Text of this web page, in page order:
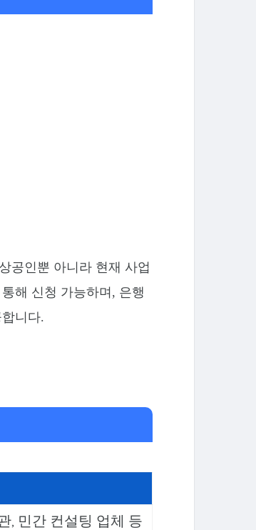
공인뿐 아니라 현재 사업
해 신청 가능하며, 은행
니다.
, 민간 컨설팅 업체 등